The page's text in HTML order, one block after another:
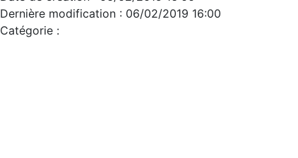
Dernière modification : 06/02/2019 16:00
Catégorie :